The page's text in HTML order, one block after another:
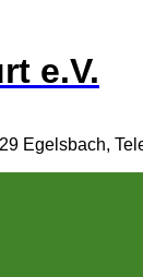
e.V.
Egelsbach,